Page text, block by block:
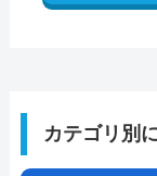
カテゴリ別